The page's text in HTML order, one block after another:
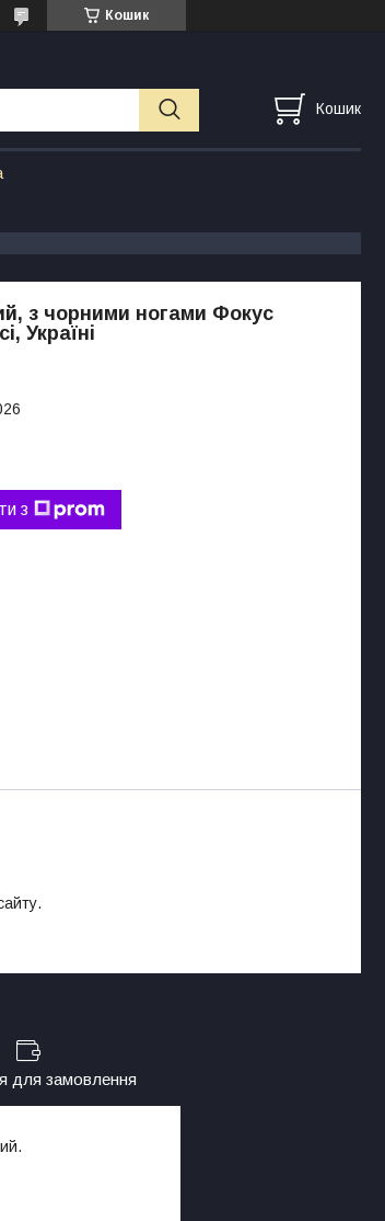
Кошик
Кошик
з чорними ногами Фокус
Україні
з
для замовлення